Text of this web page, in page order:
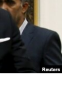
تماس
صفحه پشتو